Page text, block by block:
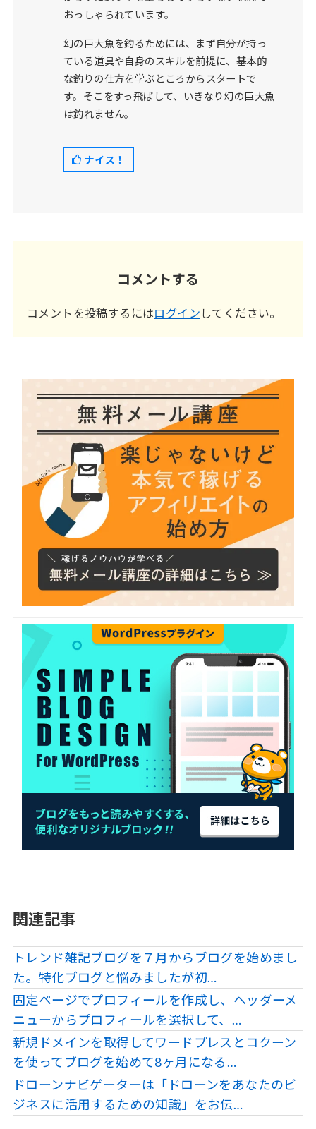
おっしゃられています。
幻の巨大魚を釣るためには、まず自分が持っ
ている道具や自身のスキルを前提に、基本的
な釣りの仕方を学ぶところからスタートで
す。そこをすっ飛ばして、いきなり幻の巨大魚
は釣れません。
ナイス！
コメントする
コメントを投稿するにはログイン してください。
関連記事
トレンド雑記ブログを７月からブログを始めまし
た。特化ブログと悩みましたが初…
固定ページでプロフィールを作成し、ヘッダーメ
ニューからプロフィールを選択して、…
新規ドメインを取得してワードプレスとコクーン
を使ってブログを始めて8ヶ月になる…
ドローンナビゲーターは「ドローンをあなたのビ
ジネスに活用するための知識」をお伝…